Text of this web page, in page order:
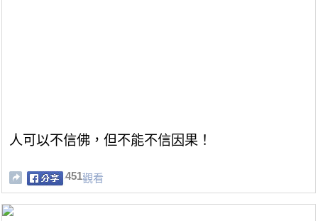
人可以不信佛，但不能不信因果！
451觀看